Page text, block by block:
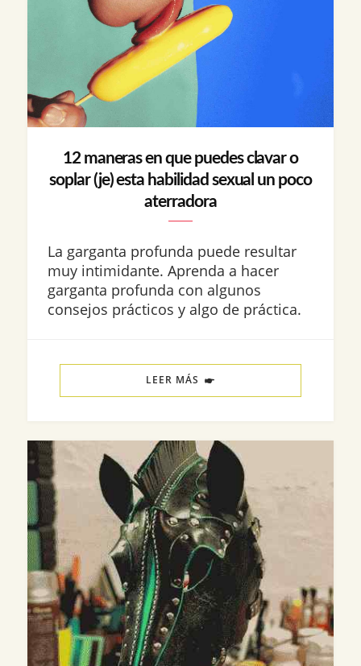
12 maneras en que puedes clavar o
soplar (je) esta habilidad sexual un poco
aterradora
La garganta profunda puede resultar
muy intimidante. Aprenda a hacer
garganta profunda con algunos
consejos prácticos y algo de práctica.
LEER MÁS